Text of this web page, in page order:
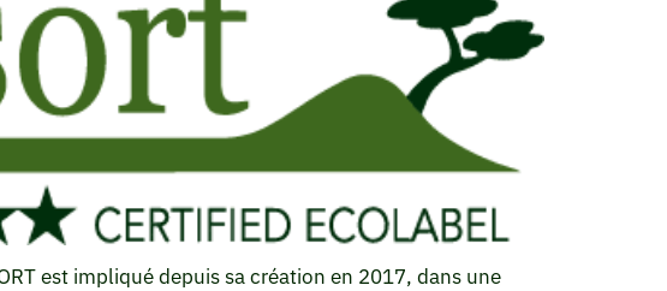
est impliqué depuis sa création en 2017, dans une